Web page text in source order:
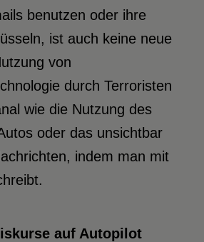
benutzen oder ihre
ist auch keine neue
von
durch Terroristen
wie die Nutzung des
oder das unsichtbar
indem man mit
auf Autopilot